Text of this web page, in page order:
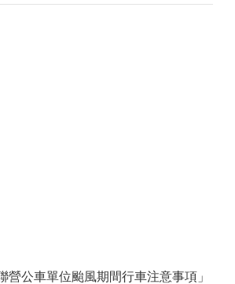
公車單位颱風期間行車注意事項」